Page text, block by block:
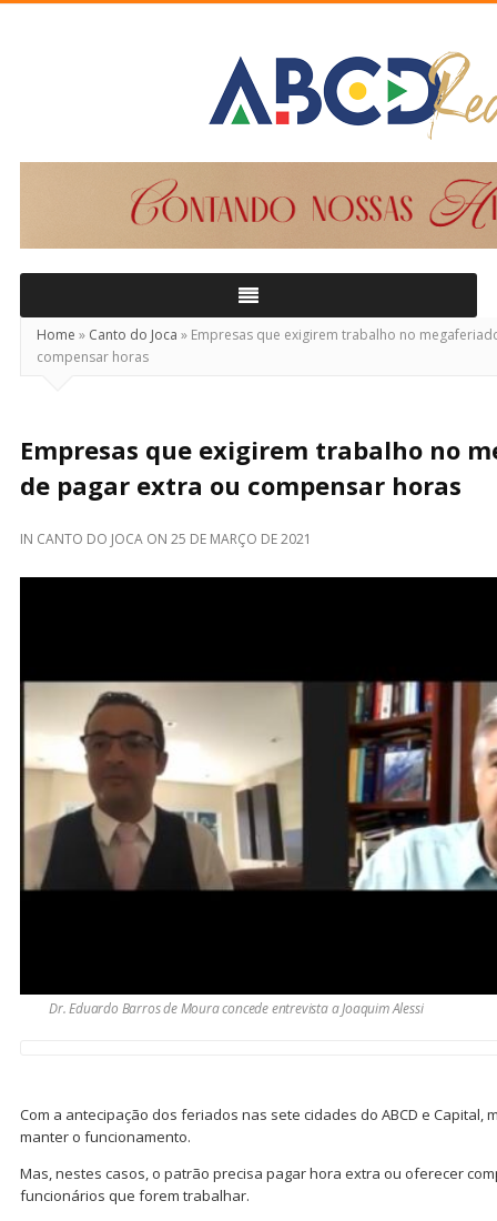
Home » Canto do Joca » Empresas que exigirem trabalho no
compensar horas
Empresas que exigirem trabalho no
de pagar extra ou compensar horas
IN CANTO DO JOCA ON 25 DE MARÇO DE 2021
Dr. Eduardo Barros de Moura concede entrevista a Joaquim Alessi
Com a antecipação dos feriados nas sete cidades do ABCD e Capital,
manter o funcionamento.
Mas, nestes casos, o patrão precisa pagar hora extra ou oferecer
funcionários que forem trabalhar.